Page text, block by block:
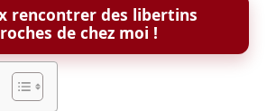
rencontrer des libertins
de chez moi !